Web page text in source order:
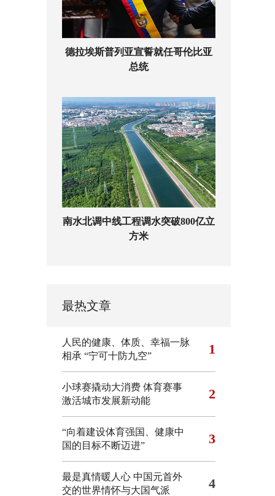
德拉埃斯普列亚宣誓就任哥伦比亚
总统
南水北调中线工程调水突破800亿立
方米
最热文章
人民的健康、体质、幸福一脉
相承 “宁可十防九空” 1
小球赛撬动大消费 体育赛事
激活城市发展新动能
2
“向着建设体育强国、健康中
国的目标不断迈进”
3
最是真情暖人心 中国元首外
交的世界情怀与大国气派
4